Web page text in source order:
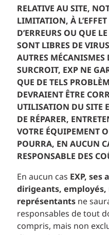
RELATIVE AU SITE,
LIMITATION, À
D’ERREURS OU QUE
SONT LIBRES DE
AUTRES
SURCROIT, EXP NE
QUE DE TELS
DEVRAIENT ÊTRE
UTILISATION DU SITE
DE RÉPARER,
VOTRE ÉQUIPEMENT
POURRA, EN AUCUN
RESPONSABLE DES
En aucun cas EXP,
dirigeants,
représentants ne
responsables de tout
compris, mais non